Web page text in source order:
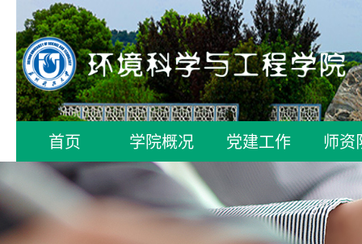
首页 学院概况 党建工作 师资